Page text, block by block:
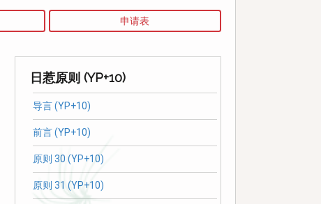
申请表
日惹原则 (YP+10)
导言 (YP+10)
前言 (YP+10)
原则 30 (YP+10)
原则 31 (YP+10)